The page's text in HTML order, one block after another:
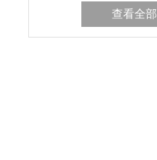
查看全部